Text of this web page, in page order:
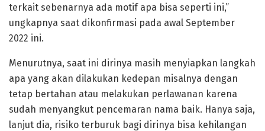
terkait sebenarnya ada motif apa bisa seperti ini,”
ungkapnya saat dikonfirmasi pada awal September
2022 ini.
Menurutnya, saat ini dirinya masih menyiapkan langkah
apa yang akan dilakukan kedepan misalnya dengan
tetap bertahan atau melakukan perlawanan karena
sudah menyangkut pencemaran nama baik. Hanya saja,
lanjut dia, risiko terburuk bagi dirinya bisa kehilangan